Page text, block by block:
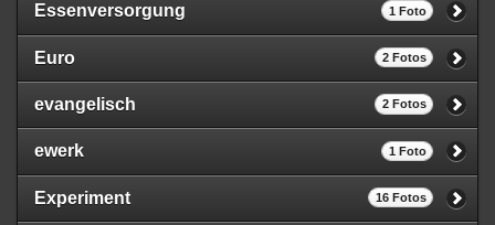
Essenversorgung 1 Foto
Euro 2 Fotos
evangelisch 2 Fotos
ewerk 1 Foto
Experiment 16 Fotos